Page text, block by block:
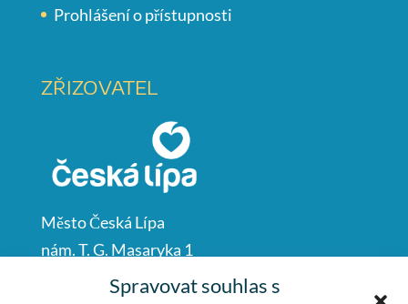
Spravovat souhlas s
Prohlášení o přístupnosti
ZŘIZOVATEL
Město Česká Lípa
nám. T. G. Masaryka 1
Česká Lípa